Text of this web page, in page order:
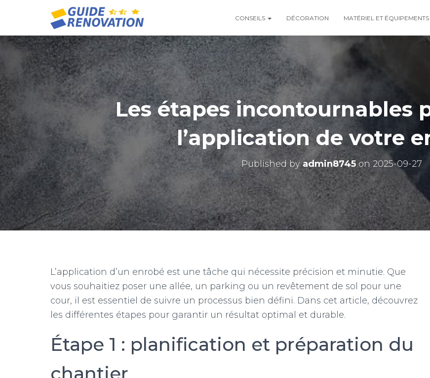
CONSEILS DÉCORATION MATÉRIEL ET ÉQUIPEMENTS
Les étapes incontournables
l’application de votre
Published byadmin8745on 2025-09-27
L’application d’un enrobé est une tâche qui nécessite précision et minutie. Que
vous souhaitiez poser une allée, un parking ou un revêtement de sol pour une
cour, il est essentiel de suivre un processus bien défini. Dans cet article, découvrez
les différentes étapes pour garantir un résultat optimal et durable.
Étape 1 : planification et préparation du
chantier